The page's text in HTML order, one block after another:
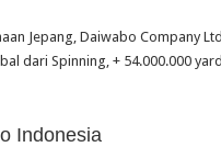
Jepang, Daiwabo Company
dari Spinning, + 54.000.000
Indonesia